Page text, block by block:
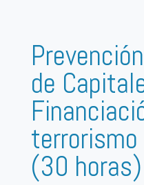
de
terrorismo
(30 horas)